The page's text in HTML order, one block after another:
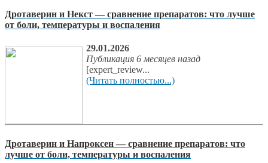
Дротаверин и Некст — сравнение препаратов: что лучше
от боли, температуры и воспаления
29.01.2026
Публикация 6 месяцев назад
[expert_review...
(Читать полностью...)
Дротаверин и Напроксен — сравнение препаратов: что
лучше от боли, температуры и воспаления